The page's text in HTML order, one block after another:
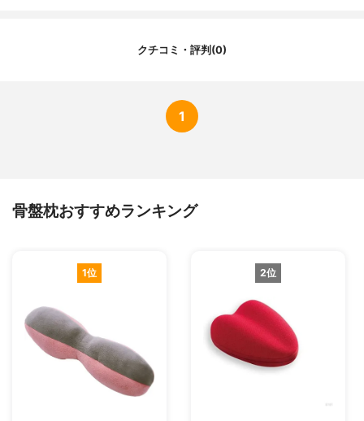
クチコミ・評判(0)
1
骨盤枕おすすめランキング
1位 2位